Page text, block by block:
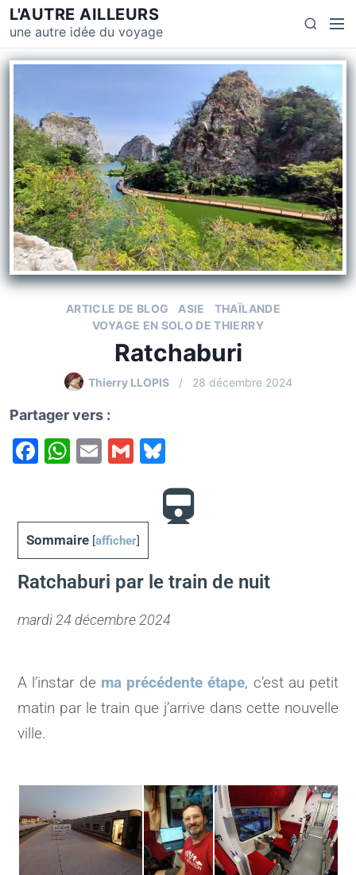
L'AUTRE AILLEURS
une autre idée du voyage
ARTICLE DE BLOG ASIE
THAÏLANDE
VOYAGE EN SOLO DE THIERRY
Ratchaburi
Thierry LLOPIS 28 décembre 2024
Partager vers :
F
e
b
o
k
W
s
A
p
E
l
G
l
e
s
y
Sommaire [afficher]
Ratchaburi par le train de nuit
mardi 24 décembre 2024
A l’instar de ma précédente étape, c’est au petit
matin par le train que j’arrive dans cette nouvelle
ville.